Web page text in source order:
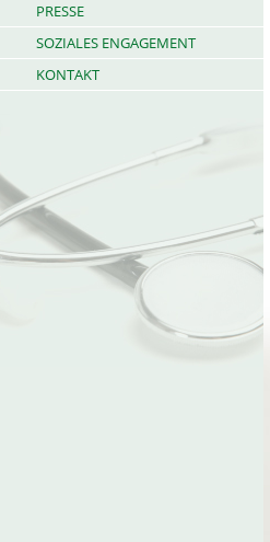
PRESSE
SOZIALES ENGAGEMENT
KONTAKT